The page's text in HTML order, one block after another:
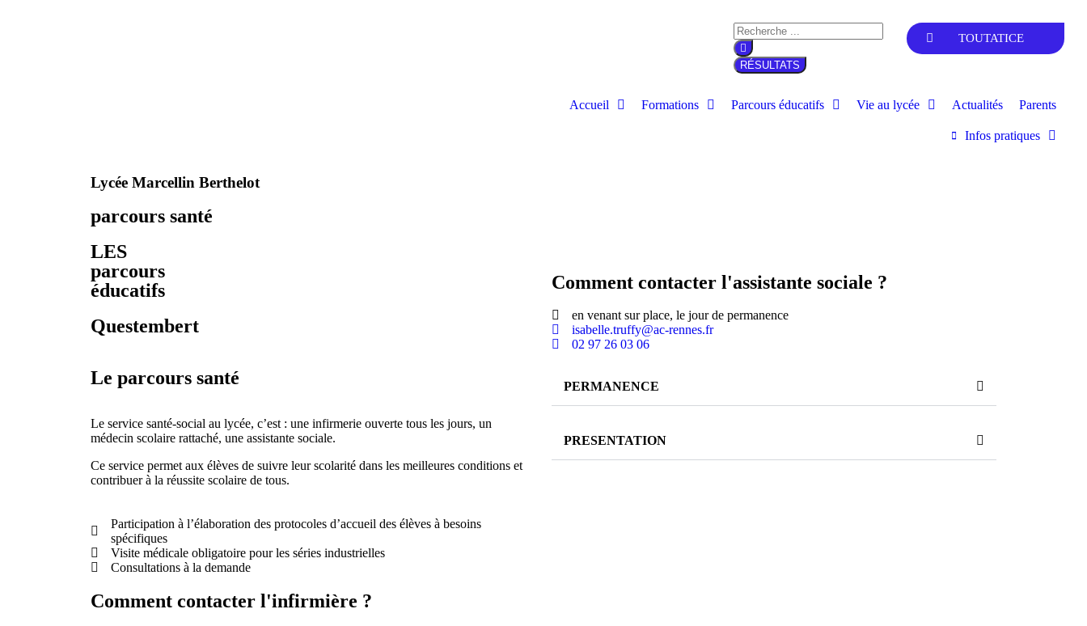
RÉSULTATS
TOUTATICE
Accueil Formations Parcours éducatifs Vie au lycée Actualités Parents
Infos pratiques
Lycée Marcellin Berthelot
parcours santé
LES
parcours
éducatifs
Questembert
Le parcours santé
Le service santé-social au lycée, c’est : une infirmerie ouverte tous les jours, un
médecin scolaire rattaché, une assistante sociale.
Ce service permet aux élèves de suivre leur scolarité dans les meilleures conditions et
contribuer à la réussite scolaire de tous.
Participation à l’élaboration des protocoles d’accueil des élèves à besoins
spécifiques
Visite médicale obligatoire pour les séries industrielles
Consultations à la demande
Comment contacter l'infirmière ?
Comment contacter l'assistante sociale ?
en venant sur place, le jour de permanence
isabelle.truffy@ac-rennes.fr
02 97 26 03 06
PERMANENCE
PRESENTATION